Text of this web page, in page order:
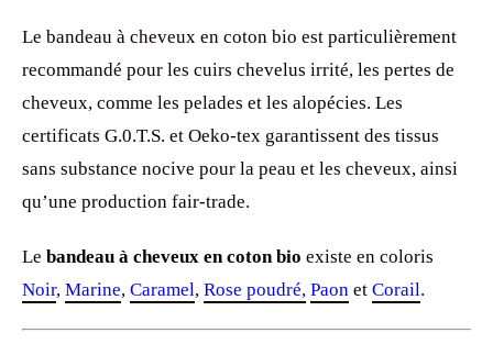
Le bandeau à cheveux en coton bio est particulièrement
recommandé pour les cuirs chevelus irrité, les pertes de
cheveux, comme les pelades et les alopécies. Les
certificats G.0.T.S. et Oeko-tex garantissent des tissus
sans substance nocive pour la peau et les cheveux, ainsi
qu’une production fair-trade.
Le bandeau à cheveux en coton bio existe en coloris
Noir, Marine, Caramel, Rose poudré, Paon et Corail.